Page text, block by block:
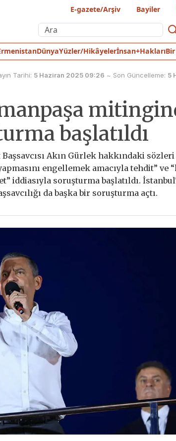
E-gazete/Arşiv Bayiler
DünyaYüzler/Hikâyelerİnsan+Hakları
Tarihi: 5 Haziran 2025 09:26 ~ Son Güncelleme: 5
başlatıldı
Akın Gürlek hakkındaki
engellemek amacıyla tehdit” ve
iddiasıyla soruşturma başlatıldı.
da başka bir soruşturma açtı.